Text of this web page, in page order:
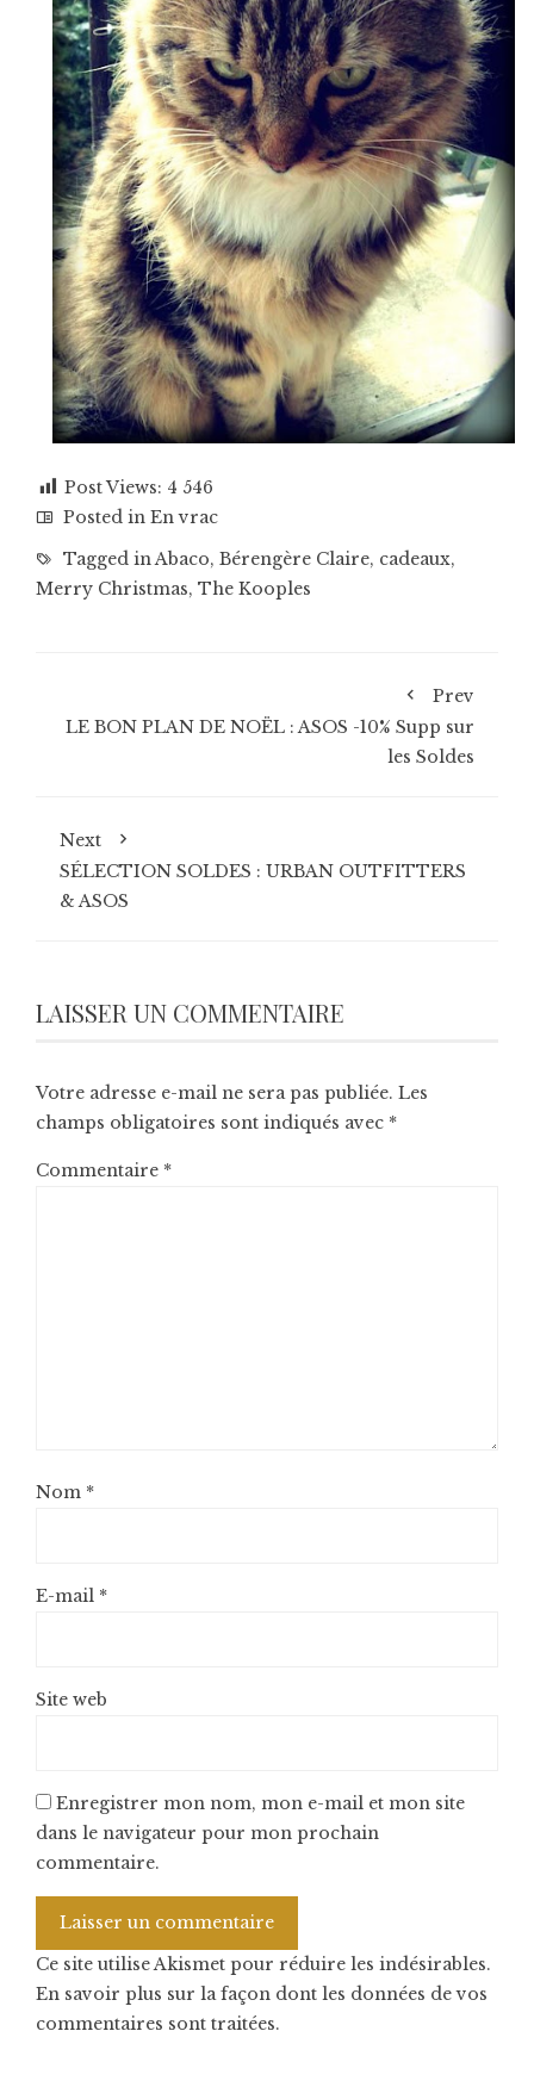
Post Views: 4 546
Posted in En vrac
Tagged in Abaco, Bérengère Claire, cadeaux,
Merry Christmas, The Kooples
Prev
LE BON PLAN DE NOËL : ASOS -10% Supp sur
les Soldes
Next
SÉLECTION SOLDES : URBAN OUTFITTERS
& ASOS
LAISSER UN COMMENTAIRE
Votre adresse e-mail ne sera pas publiée. Les
champs obligatoires sont indiqués avec *
Commentaire *
Nom *
E-mail *
Site web
Enregistrer mon nom, mon e-mail et mon site
dans le navigateur pour mon prochain
commentaire.
Ce site utilise Akismet pour réduire les indésirables.
En savoir plus sur la façon dont les données de vos
commentaires sont traitées.